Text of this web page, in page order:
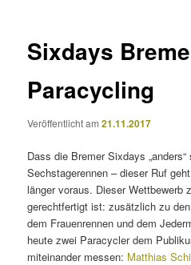
Sixdays
Paracycling
Veröffentlicht am21.11.2017
Dass die Bremer Sixdays
Sechstagerennen – dieser Ruf
länger voraus. Dieser Wettbewerb
gerechtfertigt ist: zusätzlich zu
dem Frauenrennen und dem
heute zwei Paracycler dem
miteinander messen: Matthias